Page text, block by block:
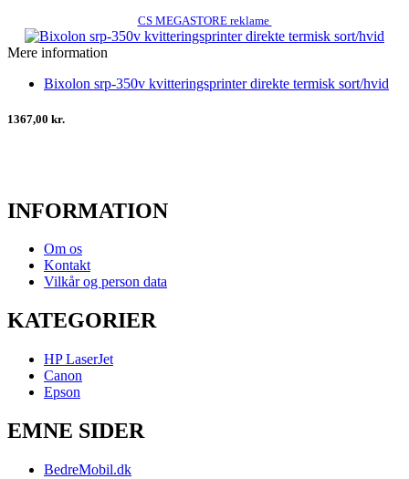
CS MEGASTORE reklame
Mere information
Bixolon srp-350v kvitteringsprinter direkte termisk sort/hvid
1367,00 kr.
INFORMATION
Om os
Kontakt
Vilkår og person data
KATEGORIER
HP LaserJet
Canon
Epson
EMNE SIDER
BedreMobil.dk